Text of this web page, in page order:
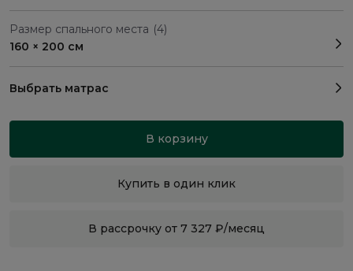
Размер спального места (4)
160 × 200 см
Выбрать матрас
В корзину
Купить в один клик
В рассрочку от 7 327 ₽/месяц